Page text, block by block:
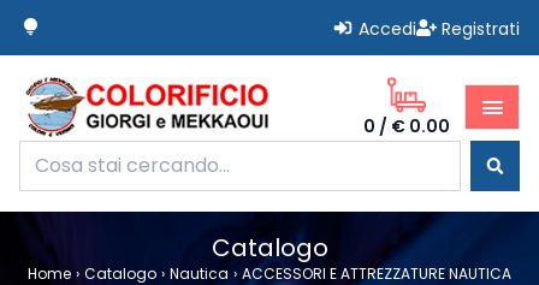
lightbulb Accedi Registrati
Giorgi Mekkaoui Colorificio
0 / € 0.00
menu
Home
Prodotti
Novità
Catalogo
Home › Catalogo › Nautica › ACCESSORI E ATTREZZATURE NAUTICA